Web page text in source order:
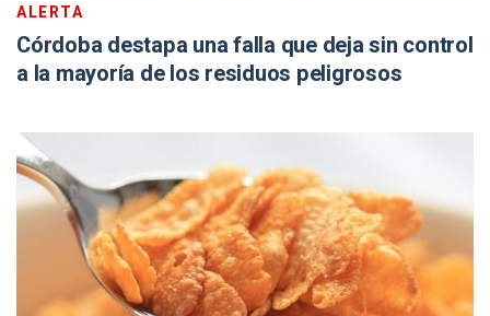
ALERTA
Córdoba destapa una falla que deja sin control
a la mayoría de los residuos peligrosos